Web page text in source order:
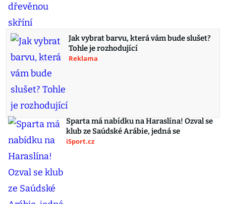
Jak vybrat barvu, která vám bude slušet?
Tohle je rozhodující
Reklama
Sparta má nabídku na Haraslína! Ozval se
klub ze Saúdské Arábie, jedná se
iSport.cz